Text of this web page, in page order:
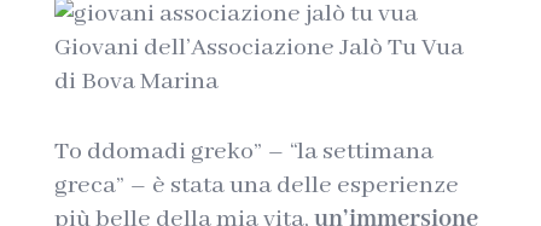
Giovani dell’Associazione Jalò Tu Vua
di Bova Marina
To ddomadi greko” – “la settimana
greca” – è stata una delle esperienze
più belle della mia vita, un’immersione